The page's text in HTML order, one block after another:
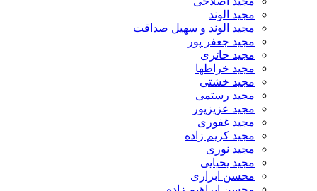
مجید الوند‎
مجید الوند و سهیل صداقت
مجید جعفر پور
مجید حائری
مجید خراطها
مجید خشتی
مجید رستمی
مجید عزیزپور
مجید غفوری
مجید کریم زاده
مجید نوری
مجید یحیایی
محسن ابراری